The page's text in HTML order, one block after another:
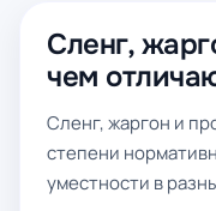
Сленг,
чем
Сленг, жаргон и
степени
уместности в